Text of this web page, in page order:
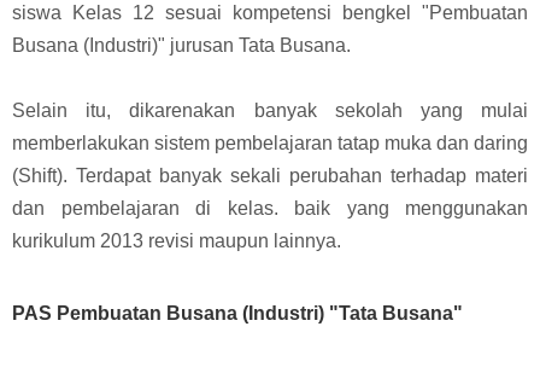
siswa Kelas 12 sesuai kompetensi bengkel "Pembuatan
Busana (Industri)" jurusan Tata Busana.
Selain itu, dikarenakan banyak sekolah yang mulai
memberlakukan sistem pembelajaran tatap muka dan daring
(Shift). Terdapat banyak sekali perubahan terhadap materi
dan pembelajaran di kelas. baik yang menggunakan
kurikulum 2013 revisi maupun lainnya.
PAS Pembuatan Busana (Industri) "Tata Busana"